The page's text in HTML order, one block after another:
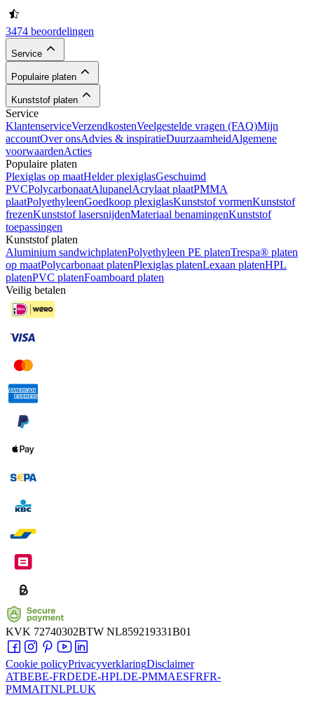
3474 beoordelingen
Service
Populaire platen
Kunststof platen
Service
KlantenserviceVerzendkostenVeelgestelde vragen (FAQ)Mijn
accountOver onsAdvies & inspiratieDuurzaamheidAlgemene
voorwaardenActies
Populaire platen
Plexiglas op maatHelder plexiglasGeschuimd
PVCPolycarbonaatAlupanelAcrylaat plaatPMMA
plaatPolyethyleenGoedkoop plexiglasKunststof vormenKunststof
frezenKunststof lasersnijdenMateriaal benamingenKunststof
toepassingen
Kunststof platen
Aluminium sandwichplatenPolyethyleen PE platenTrespa® platen
op maatPolycarbonaat platenPlexiglas platenLexaan platenHPL
platenPVC platenFoamboard platen
Veilig betalen
KVK 72740302BTW NL859219331B01
Cookie policyPrivacyverklaringDisclaimer
ATBEBE-FRDEDE-HPLDE-PMMAESFRFR-
PMMAITNLPLUK